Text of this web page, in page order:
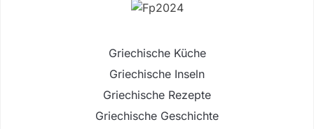
Griechische Küche
Griechische Inseln
Griechische Rezepte
Griechische Geschichte